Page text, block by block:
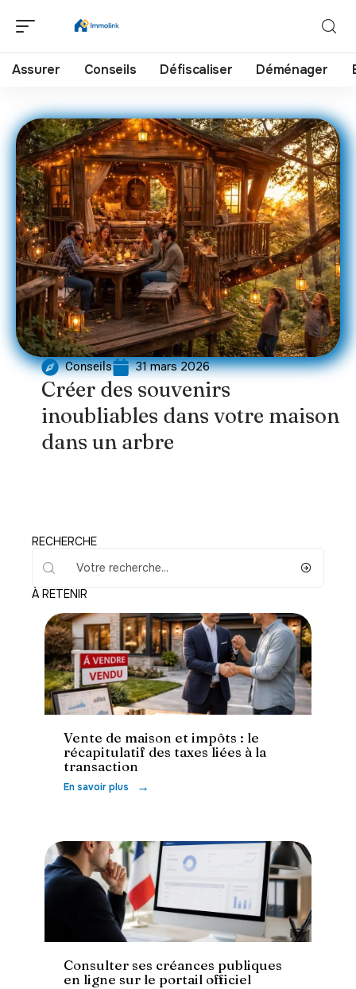
Assurer Conseils Défiscaliser Déménager
Conseils 31 mars 2026
Créer des souvenirs
inoubliables dans votre maison
dans un arbre
RECHERCHE
À RETENIR
Défiscaliser
Vente de maison et impôts : le
récapitulatif des taxes liées à la
transaction
En savoir plus
Consulter ses créances publiques
en ligne sur le portail officiel